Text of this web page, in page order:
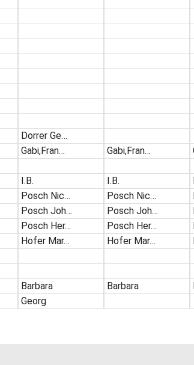
Dorrer Ge…
Gabi,Fran…
I.B.
Posch Nic…
Posch Joh…
Posch Her…
Hofer Mar…
Barbara
Georg
Gabi,Fran…
I.B.
Posch Nic…
Posch Joh…
Posch Her…
Hofer Mar…
Barbara